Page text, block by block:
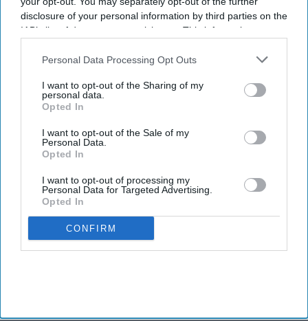
disclosure of your personal information by third parties on the
IAB’s list of downstream participants. This information may
Downstream Participantsthat may further disclose it to other
Personal Data Processing Opt Outs
I want to opt-out of the Sharing of my
personal data.
Opted In
I want to opt-out of the Sale of my
Personal Data.
Opted In
I want to opt-out of processing my
Personal Data for Targeted Advertising.
Opted In
CONFIRM
Newsletter
Subscribe to our weekly newsletter here
By subscribing, you agree to our Terms & Conditions.
View Terms & Conditions